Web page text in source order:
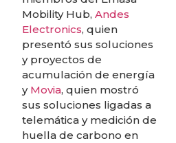
Mobility Hub, Andes
Electronics, quien
presentó sus soluciones
y proyectos de
acumulación de energía
y Movia, quien mostró
sus soluciones ligadas a
telemática y medición de
huella de carbono en